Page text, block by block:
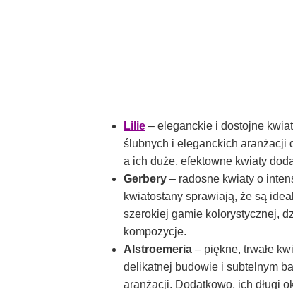
Lilie – eleganckie i dostojne
ślubnych i eleganckich aranżacji
a ich duże, efektowne kwiaty
Gerbery – radosne kwiaty o
kwiatostany sprawiają, że są
szerokiej gamie kolorystycznej,
kompozycje.
Alstroemeria – piękne, trwałe
delikatnej budowie i subtelnym
aranżacji. Dodatkowo, ich długi